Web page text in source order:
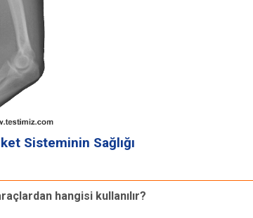
Sisteminin Sağlığı
hangisi kullanılır?